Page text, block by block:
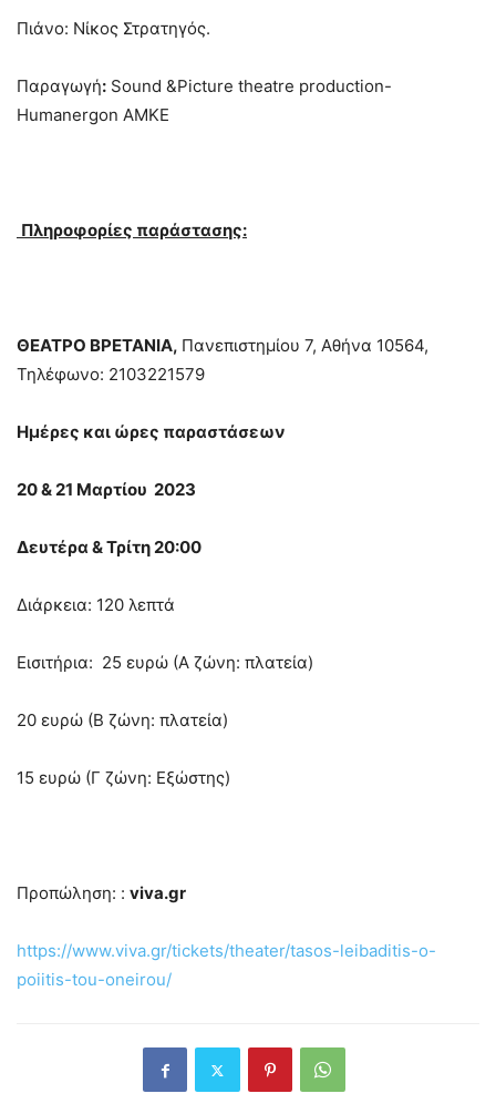
Πιάνο: Νίκος Στρατηγός.
Παραγωγή: Sound &Picture theatre production-
Humanergon AMKE
Πληροφορίες παράστασης:
ΘΕΑΤΡΟ ΒΡΕΤΑΝΙΑ, Πανεπιστημίου 7, Αθήνα 10564,
Τηλέφωνο: 2103221579
Ημέρες και ώρες παραστάσεων
20 & 21 Μαρτίου 2023
Δευτέρα & Τρίτη 20:00
Διάρκεια: 120 λεπτά
Εισιτήρια: 25 ευρώ (Α ζώνη: πλατεία)
20 ευρώ (Β ζώνη: πλατεία)
15 ευρώ (Γ ζώνη: Εξώστης)
Προπώληση: : viva.gr
https://www.viva.gr/tickets/theater/tasos-leibaditis-o-
poiitis-tou-oneirou/